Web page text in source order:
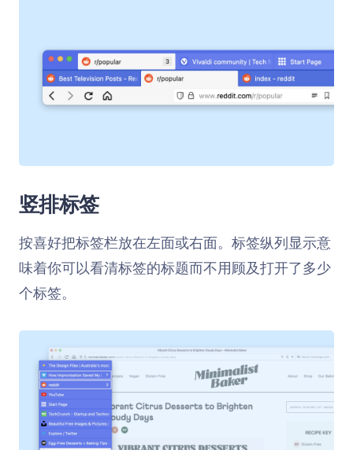
竖排标签
按喜好把标签栏放在左面或右面。标签纵列显示意
味着你可以看清标签的标题而不用顾及打开了多少
个标签。